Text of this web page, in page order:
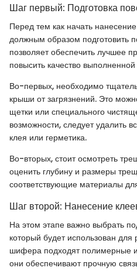
Шаг первый: Подготовка
Перед тем как начать
должным образом подготовить
позволяет обеспечить лучшее
повысить качество
Во-первых, необходимо
крыши от загрязнений. Это
щетки или специального
возможности, следует удалить
клея или герметика.
Во-вторых, стоит осмотреть
оценить глубину и размеры
соответствующие материалы
Шаг второй: Нанесение
На этом этапе важно выбрать
который будет использован
шифера подходят полимерные
они обеспечивают прочную